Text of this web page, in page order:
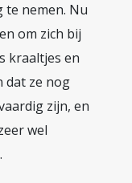
nemen. Nu
om zich bij
kraaltjes en
dat ze nog
zijn, en
wel